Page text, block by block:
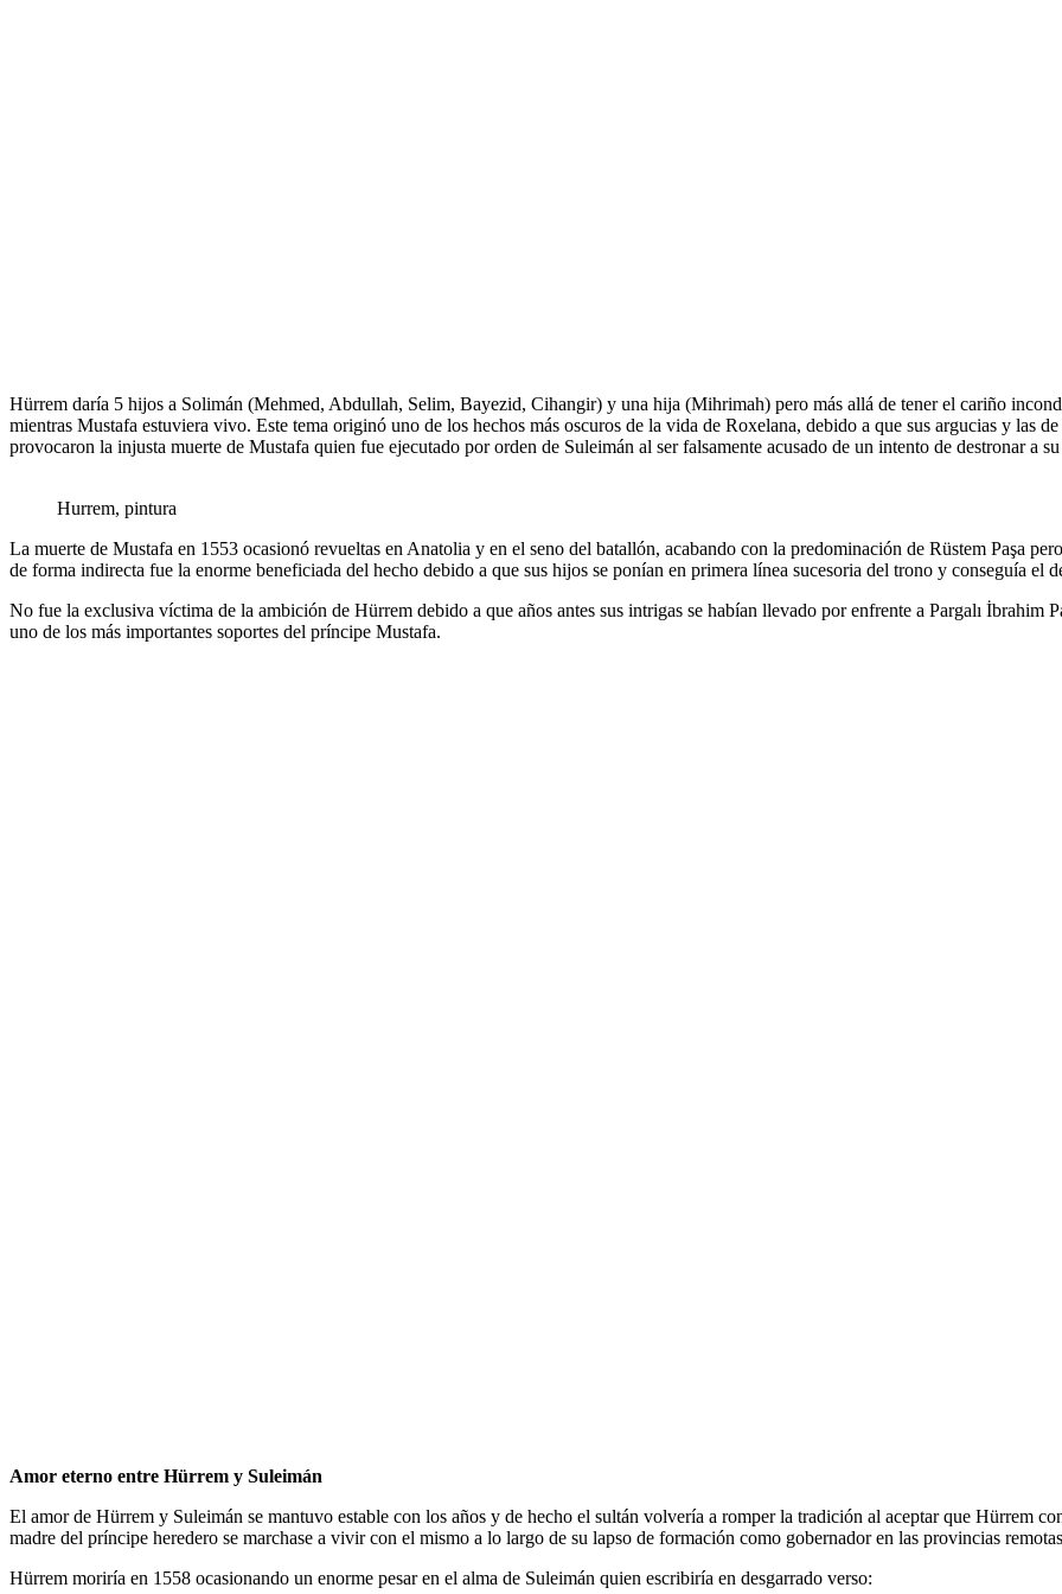
Hürrem daría 5 hijos a Solimán (Mehmed, Abdullah, Selim, Bayezid, Cihangir) y una hija (Mihrimah) pero más allá de tener el cariño incondicional de Suleimán, ninguno podría entrar al trono por pleno derecho
mientras Mustafa estuviera vivo. Este tema originó uno de los hechos más oscuros de la vida de Roxelana, debido a que sus argucias y las
provocaron la injusta muerte de Mustafa quien fue ejecutado por orden de Suleimán al ser falsamente acusado de un intento de destronar a
Hurrem, pintura
La muerte de Mustafa en 1553 ocasionó revueltas en Anatolia y en el seno del batallón, acabando con la predominación de Rüstem Paşa
de forma indirecta fue la enorme beneficiada del hecho debido a que sus hijos se ponían en primera línea sucesoria del trono y conseguía el
No fue la exclusiva víctima de la ambición de Hürrem debido a que años antes sus intrigas se habían llevado por enfrente a Pargalı
uno de los más importantes soportes del príncipe Mustafa.
Amor eterno entre Hürrem y Suleimán
El amor de Hürrem y Suleimán se mantuvo estable con los años y de hecho el sultán volvería a romper la tradición al aceptar que Hürrem
madre del príncipe heredero se marchase a vivir con el mismo a lo largo de su lapso de formación como gobernador en las provincias
Hürrem moriría en 1558 ocasionando un enorme pesar en el alma de Suleimán quien escribiría en desgarrado verso: